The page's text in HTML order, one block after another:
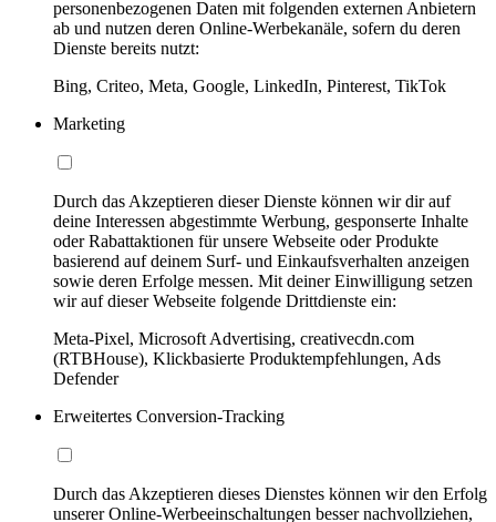
personenbezogenen Daten mit folgenden externen Anbietern
ab und nutzen deren Online-Werbekanäle, sofern du deren
Dienste bereits nutzt:
Bing, Criteo, Meta, Google, LinkedIn, Pinterest, TikTok
Marketing
Durch das Akzeptieren dieser Dienste können wir dir auf
deine Interessen abgestimmte Werbung, gesponserte Inhalte
oder Rabattaktionen für unsere Webseite oder Produkte
basierend auf deinem Surf- und Einkaufsverhalten anzeigen
sowie deren Erfolge messen. Mit deiner Einwilligung setzen
wir auf dieser Webseite folgende Drittdienste ein:
Meta-Pixel, Microsoft Advertising, creativecdn.com
(RTBHouse), Klickbasierte Produktempfehlungen, Ads
Defender
Erweitertes Conversion-Tracking
Durch das Akzeptieren dieses Dienstes können wir den Erfolg
unserer Online-Werbeeinschaltungen besser nachvollziehen,